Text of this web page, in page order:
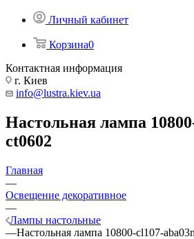
Личный кабинет
Корзина0
Контактная информация
г. Киев
info@lustra.kiev.ua
Настольная лампа
ct0602
Главная
—
Освещение декоративное
—
Лампы настольные
—Настольная лампа 10800-cl107-